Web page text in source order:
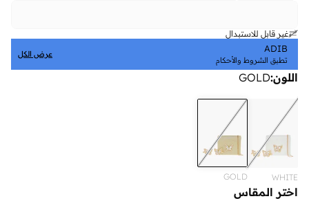
غير قابل للاستبدال
ADIB
تطبق الشروط والأحكام
عرض الكل
اللون:
GOLD
WHITE
GOLD
اختر المقاس